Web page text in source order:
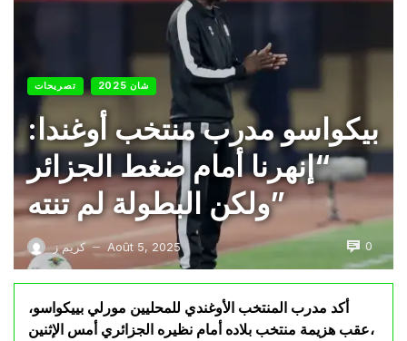
تصريحات شان 2025
بيكواسو مدرب منتخب أوغندا:
“إنهرنا أمام ضغط الجزائر
ولكن البطولة لم تنته”
كريم ز — Août 5, 2025 0
أكد مدرب المنتخب الأوغندي للمحليين مورلي بييكواسو،
عقب هزيمة منتخب بلاده أمام نظيره الجزائري أمس الإثنين،